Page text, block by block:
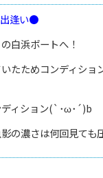
逢い●
白浜ボートへ！
たためコンディショ
ィション(`･ω･´)b
の濃さは何回見ても